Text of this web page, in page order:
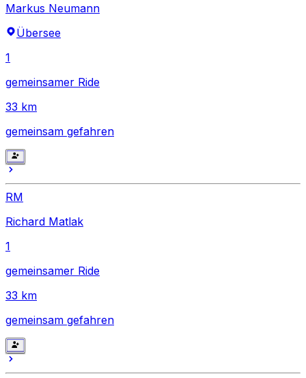
Markus Neumann
Übersee
1
gemeinsamer Ride
33 km
gemeinsam gefahren
RM
Richard Matlak
1
gemeinsamer Ride
33 km
gemeinsam gefahren